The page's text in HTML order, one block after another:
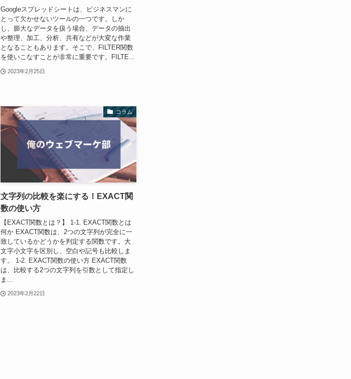
Googleスプレッドシートは、ビジネスマンに
とって欠かせないツールの一つです。しか
し、膨大なデータを扱う場合、データの抽出
や整理、加工、分析、共有などが大変な作業
となることもあります。そこで、FILTER関数
を使いこなすことが非常に重要です。FILTE...
2023年2月25日
コラム
文字列の比較を楽にする！EXACT関
数の使い方
【EXACT関数とは？】 1-1. EXACT関数とは
何か EXACT関数は、2つの文字列が完全に一
致しているかどうかを判定する関数です。大
文字小文字を区別し、空白や記号も比較しま
す。 1-2. EXACT関数の使い方 EXACT関数
は、比較する2つの文字列を引数として指定し
ま...
2023年2月22日